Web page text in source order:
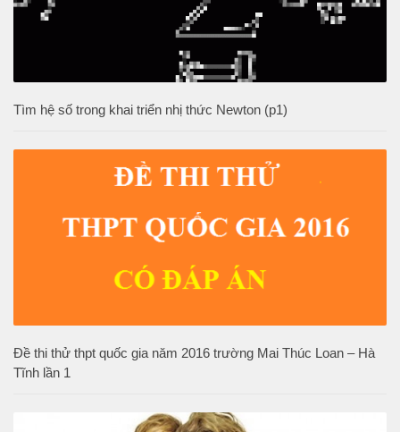
Tìm hệ số trong khai triển nhị thức Newton (p1)
Đề thi thử thpt quốc gia năm 2016 trường Mai Thúc Loan – Hà
Tĩnh lần 1